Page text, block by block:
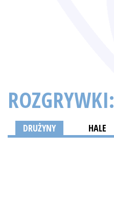
ROZGRYWKI:
DRUŻYNY HALE